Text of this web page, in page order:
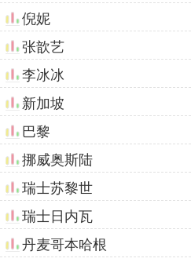
倪妮
张歆艺
李冰冰
新加坡
巴黎
挪威奥斯陆
瑞士苏黎世
瑞士日内瓦
丹麦哥本哈根